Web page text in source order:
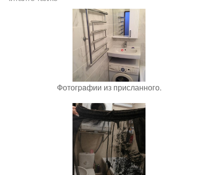
Фотогpaфии из присланного.